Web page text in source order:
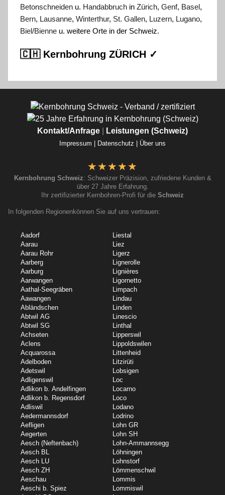
Betonschneiden u. Handabbruch in Zürich, Genf, Basel,
Bern, Lausanne, Winterthur, St. Gallen, Luzern, Lugano,
Biel/Bienne u. weitere Orte in der Schweiz.
🇨🇭 Kernbohrung ZÜRICH ✓
Kontakt/Anfrage Leistungen (Schweiz)
Impressum | Datenschutz | Über uns
Kernbohrung Schweiz: Schweizer Präzision, zufriedene Kunden &
über 27 Jahre Erfahrung.
Ihr zertifizierter Kernbohren-Profi für die Schweiz
In folgenden Regionenkönnen Sie auf uns vertrauen:
Aadorf
Aarau
Aarau Rohr
Aarberg
Aarburg
Aarwangen
Aathal-Seegräben
Aawangen
Abländschen
Abtwil AG
Abtwil SG
Achseten
Aclens
Acquarossa
Adelboden
Adetswil
Adligenswil
Adlikon b. Andelfingen
Adlikon b. Regensdorf
Adliswil
Aedermannsdorf
Aefligen
Aegerten
Aesch (Neftenbach)
Aesch BL
Aesch LU
Aesch ZH
Aeschau
Aeschi b. Spiez
Liestal
Liez
Ligerz
Lignerolle
Lignières
Ligornetto
Limpach
Lindau
Linden
Linescio
Linthal
Lipperswil
Lippoldswilen
Littenheid
Litzirüti
Lobsigen
Loc
Locarno
Loco
Lodano
Lodrino
Lohn GR
Lohn SH
Lohn-Ammannsegg
Löhningen
Lohnstorf
Lömmenschwil
Lommis
Lommiswil